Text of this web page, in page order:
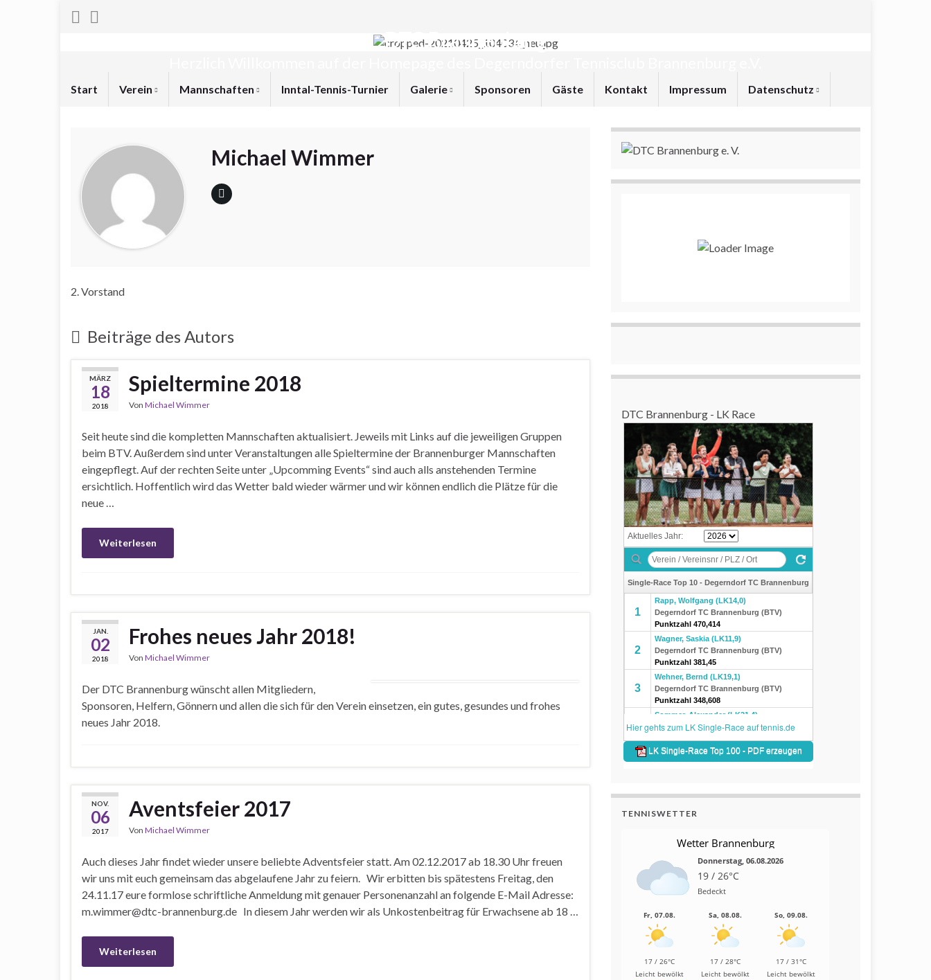
DTC Brannenburg
Start Verein Mannschaften Inntal-Tennis-Turnier Galerie Sponsoren Gäste Kontakt Impressum Datenschutz
Michael Wimmer
2. Vorstand
Beiträge des Autors
MÄRZ
18
2018
Spieltermine 2018
Von Michael Wimmer
Seit heute sind die kompletten Mannschaften aktualisiert. Jeweils mit Links auf die jeweiligen Gruppen
beim BTV. Außerdem sind unter Veranstaltungen alle Spieltermine der Brannenburger Mannschaften
eingepflegt. Auf der rechten Seite unter „Upcomming Events“ sind auch alls anstehenden Termine
ersichtlich. Hoffentlich wird das Wetter bald wieder wärmer und wir können endlich die Plätze für die
neue …
Weiterlesen
JAN.
02
2018
Frohes neues Jahr 2018!
Von Michael Wimmer
Der DTC Brannenburg wünscht allen Mitgliedern,
Sponsoren, Helfern, Gönnern und allen die sich für den Verein einsetzen, ein gutes, gesundes und frohes
neues Jahr 2018.
NOV.
06
2017
Aventsfeier 2017
Von Michael Wimmer
Auch dieses Jahr findet wieder unsere beliebte Adventsfeier statt. Am 02.12.2017 ab 18.30 Uhr freuen
wir uns mit euch gemeinsam das abgelaufene Jahr zu feiern. Wir erbitten bis spätestens Freitag, den
24.11.17 eure formlose schriftliche Anmeldung mit genauer Personenanzahl an folgende E-Mail Adresse:
m.wimmer@dtc-brannenburg.de In diesem Jahr werden wir als Unkostenbeitrag für Erwachsene ab 18 …
Weiterlesen
DTC Brannenburg - LK Race
TENNISWETTER
Wetter Brannenburg
Donnerstag, 06.08.2026
19 / 26°C
Bedeckt
Fr, 07.08.
17 / 26°C
Leicht bewölkt
Sa, 08.08.
17 / 28°C
Leicht bewölkt
So, 09.08.
17 / 31°C
Leicht bewölkt